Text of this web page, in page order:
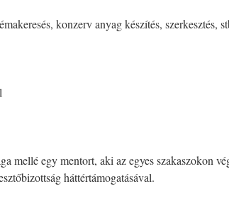
konzerv anyag készítés, szerkesztés,
mellé egy mentort, aki az egyes szakaszokon
háttértámogatásával.